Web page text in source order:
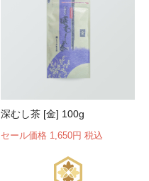
深むし茶 [金] 100g
セール価格 1,650円 税込